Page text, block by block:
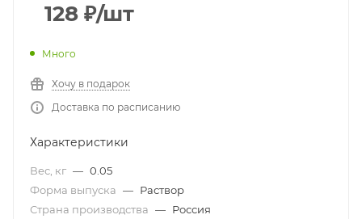
128 ₽/шт
Много
Хочу в подарок
Доставка по расписанию
Характеристики
Вес, кг — 0.05
Форма выпуска — Раствор
Страна производства — Россия